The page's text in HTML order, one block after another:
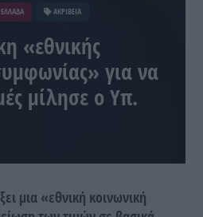
ΑΚΡΙΒΕΙΑ
«εθνικής
για να
μίλησε ο Υπ.
μια «εθνική κοινωνική